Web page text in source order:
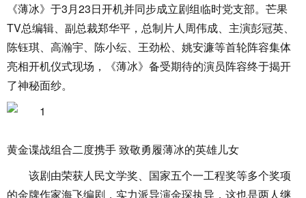
《薄冰》于3月23日开机并同步成立剧组临时党支部。芒果
TV总编辑、副总裁郑华平，总制片人周伟成、主演彭冠英、
陈钰琪、高瀚宇、陈小纭、王劲松、姚安濂等首轮阵容集体
亮相开机仪式现场，《薄冰》备受期待的演员阵容终于揭开
了神秘面纱。
黄金谍战组合二度携手 致敬勇履薄冰的英雄儿女
该剧由荣获人民文学奖、国家五个一工程奖等多个奖项
的金牌作家海飞编剧，实力派导演金琛执导，这也是两人继